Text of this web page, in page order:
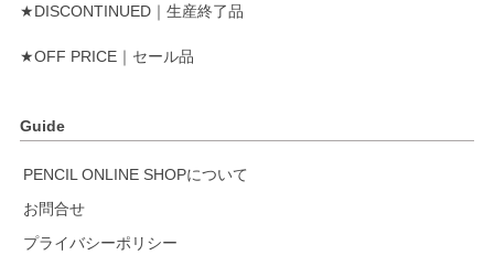
★DISCONTINUED｜生産終了品
★OFF PRICE｜セール品
Guide
PENCIL ONLINE SHOPについて
お問合せ
プライバシーポリシー